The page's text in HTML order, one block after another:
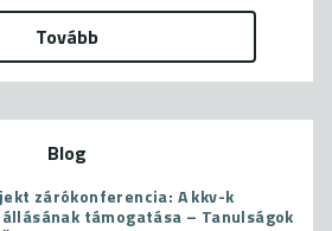
Tovább
Blog
zárókonferencia: A kkv-k
támogatása – Tanulságok